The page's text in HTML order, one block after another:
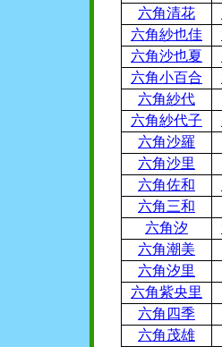
六角清花
六角紗也佳
六角沙也夏
六角小百合
六角紗代
六角紗代子
六角沙羅
六角沙里
六角佐和
六角三和
六角汐
六角潮美
六角汐里
六角紫央里
六角四季
六角茂雄